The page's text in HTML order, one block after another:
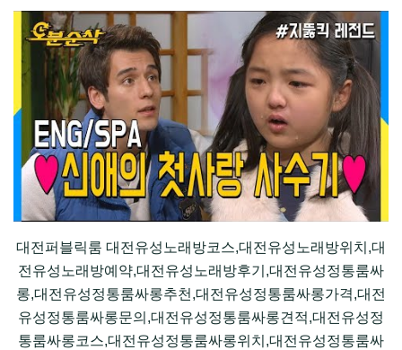
대전퍼블릭룸 대전유성노래방코스,대전유성노래방위치,대
전유성노래방예약,대전유성노래방후기,대전유성정통룸싸
롱,대전유성정통룸싸롱추천,대전유성정통룸싸롱가격,대전
유성정통룸싸롱문의,대전유성정통룸싸롱견적,대전유성정
통룸싸롱코스,대전유성정통룸싸롱위치,대전유성정통룸싸